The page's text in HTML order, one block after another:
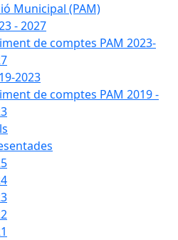
Municipal (PAM)
- 2027
de comptes PAM 2023-
2023
de comptes PAM 2019 -